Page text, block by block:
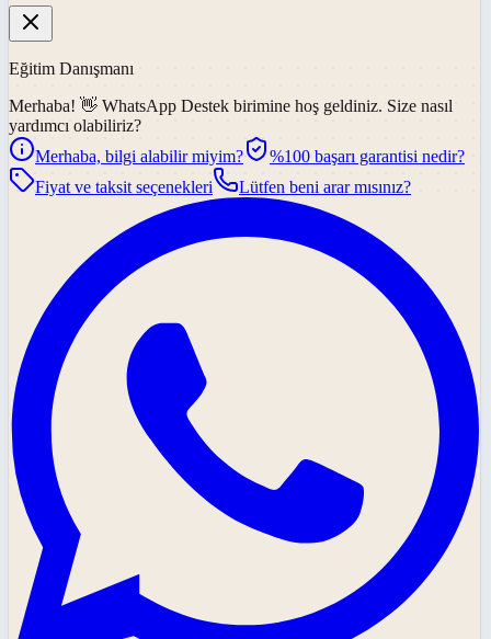
Eğitim Danışmanı
Merhaba! 👋 WhatsApp Destek birimine hoş geldiniz. Size nasıl
yardımcı olabiliriz?
Merhaba, bilgi alabilir miyim?
%100 başarı garantisi nedir?
Fiyat ve taksit seçenekleri
Lütfen beni arar mısınız?